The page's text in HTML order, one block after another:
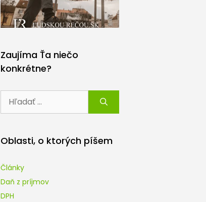
Zaujíma Ťa niečo
konkrétne?
Oblasti, o ktorých píšem
Články
Daň z príjmov
DPH